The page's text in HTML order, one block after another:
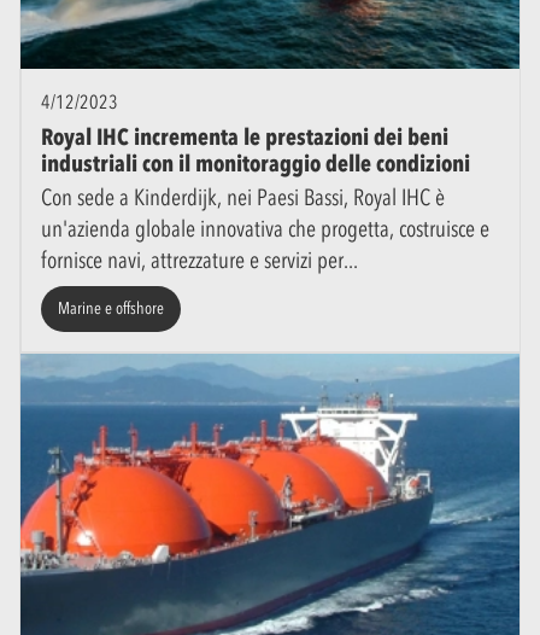
4/12/2023
Royal IHC incrementa le prestazioni dei beni
industriali con il monitoraggio delle condizioni
Con sede a Kinderdijk, nei Paesi Bassi, Royal IHC è
un'azienda globale innovativa che progetta, costruisce e
fornisce navi, attrezzature e servizi per
Marine e offshore